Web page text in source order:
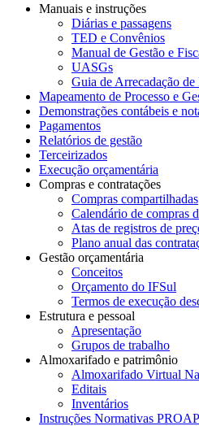
Manuais e instruções
Diárias e passagens
TED e Convênios
Manual de Gestão e
UASGs
Guia de Arrecadação de
Mapeamento de Processo e
Demonstrações contábeis e
Pagamentos
Relatórios de gestão
Terceirizados
Execução orçamentária
Compras e contratações
Compras compartilhadas
Calendário de compras
Atas de registros de
Plano anual das
Gestão orçamentária
Conceitos
Orçamento do IFSul
Termos de execução
Estrutura e pessoal
Apresentação
Grupos de trabalho
Almoxarifado e patrimônio
Almoxarifado Virtual
Editais
Inventários
Instruções Normativas PROAP